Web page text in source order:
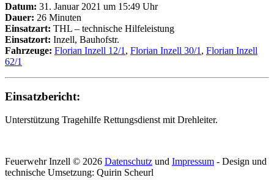
Datum: 31. Januar 2021 um 15:49 Uhr
Dauer: 26 Minuten
Einsatzart: THL – technische Hilfeleistung
Einsatzort: Inzell, Bauhofstr.
Fahrzeuge: Florian Inzell 12/1 , Florian Inzell 30/1 , Florian Inzell
62/1
Einsatzbericht:
Unterstützung Tragehilfe Rettungsdienst mit Drehleiter.
Feuerwehr Inzell © 2026 Datenschutz und Impressum - Design und
technische Umsetzung: Quirin Scheurl